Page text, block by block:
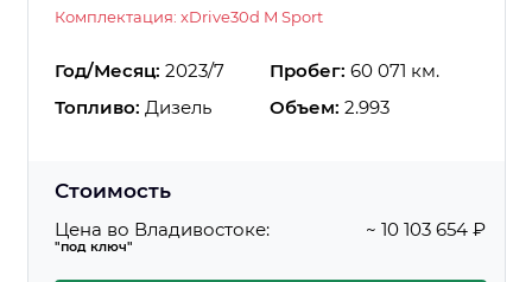
Комплектация: xDrive30d M Sport
Год/Месяц: 2023/7 Пробег: 60 071 км.
Топливо: Дизель Объем: 2.993
Стоимость
Цена во Владивостоке:
"под ключ"
~ 10 103 654 ₽